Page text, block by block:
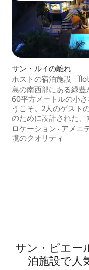
サン・ルイの離れ
ホストの宿泊施設「Îlot
島の南西部にある緑豊
60平方メートルの小
うこそ。2人のゲスト
のために設計された、
ガーデンレベルのこ
ル、バーベキューでリ
ロケーション · アメニ
境のクオリティ
サン・ピエー
泊施設で人